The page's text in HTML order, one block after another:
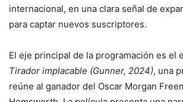
internacional, en una clara señal de
para captar nuevos suscriptores.
El eje principal de la programación es el
Tirador implacable (Gunner, 2024), una
reúne al ganador del Oscar Morgan